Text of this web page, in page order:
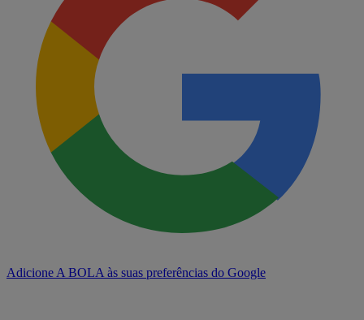
Adicione A BOLA às suas preferências do Google